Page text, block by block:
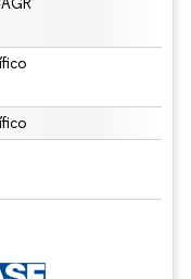
según CC BY 4.0.